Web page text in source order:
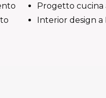
Progetto cucina
Interior design a